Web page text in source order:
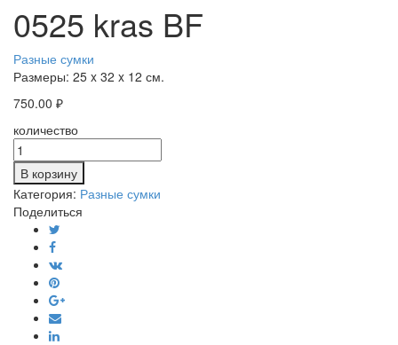
0525 kras BF
Разные сумки
Размеры: 25 x 32 x 12 см.
750.00 ₽
количество
В корзину
Категория: Разные сумки
Поделиться